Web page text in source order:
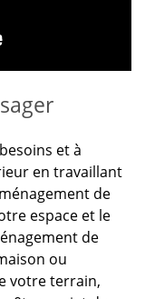
et à
en travaillant
de
espace et le
de
ou
votre terrain,